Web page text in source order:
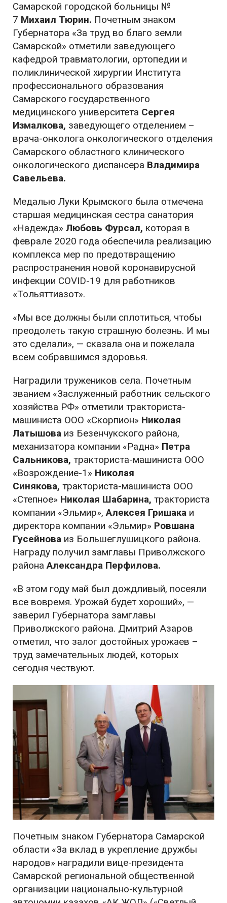
Самарской городской больницы №
7 Михаил Тюрин. Почетным знаком
Губернатора «За труд во благо земли
Самарской» отметили заведующего
кафедрой травматологии, ортопедии и
поликлинической хирургии Института
профессионального образования
Самарского государственного
медицинского университета Сергея
Измалкова, заведующего отделением –
врача-онколога онкологического отделения
Самарского областного клинического
онкологического диспансера Владимира
Савельева.
Медалью Луки Крымского была отмечена
старшая медицинская сестра санатория
«Надежда» Любовь Фурсал, которая в
феврале 2020 года обеспечила реализацию
комплекса мер по предотвращению
распространения новой коронавирусной
инфекции COVID-19 для работников
«Тольяттиазот».
«Мы все должны были сплотиться, чтобы
преодолеть такую страшную болезнь. И мы
это сделали», — сказала она и пожелала
всем собравшимся здоровья.
Наградили тружеников села. Почетным
званием «Заслуженный работник сельского
хозяйства РФ» отметили тракториста-
машиниста ООО «Скорпион» Николая
Латышова из Безенчукского района,
механизатора компании «Радна» Петра
Сальникова, тракториста-машиниста ООО
«Возрождение-1» Николая
Синякова, тракториста-машиниста ООО
«Степное» Николая Шабарина, тракториста
компании «Эльмир»,Алексея Гришака и
директора компании «Эльмир» Ровшана
Гусейнова из Большеглушицкого района.
Награду получил замглавы Приволжского
районаАлександра Перфилова.
«В этом году май был дождливый, посеяли
все вовремя. Урожай будет хороший», —
заверил Губернатора замглавы
Приволжского района. Дмитрий Азаров
отметил, что залог достойных урожаев –
труд замечательных людей, которых
сегодня чествуют.
Почетным знаком Губернатора Самарской
области «За вклад в укрепление дружбы
народов» наградили вице-президента
Самарской региональной общественной
организации национально-культурной